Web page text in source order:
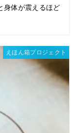
身体が震えるほど
えほん箱プロジェクト